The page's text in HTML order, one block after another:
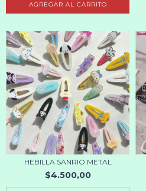
AGREGAR AL CARRITO
HEBILLA SANRIO METAL
$4.500,00